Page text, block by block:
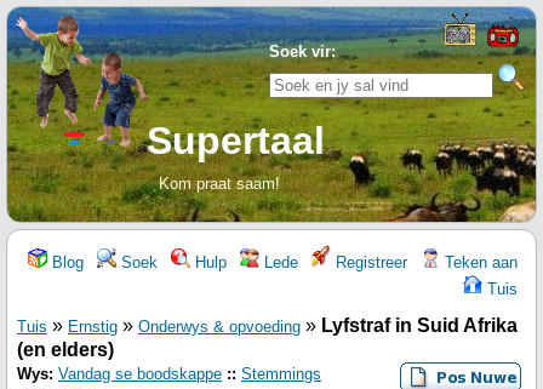
Soek vir:
Supertaal
Kom praat saam!
Blog Soek Hulp Lede Registreer
Teken aan
Tuis
Tuis » Ernstig » Onderwys & opvoeding » Lyfstraf in Suid Afrika
(en elders)
Wys: Vandag se boodskappe :: Stemmings